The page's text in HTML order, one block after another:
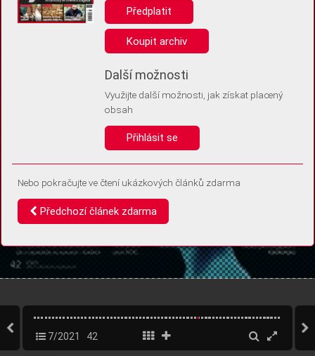
uložením volitelných informací:
Anonymní unikátní ID
Díky němu příště poznáme, že se jedná o stejné zařízení, a
Identifikátor je zcela anonymní.
Vaše souhlasy a odmítnutí si ukládáme do vašeho zařízení, abychom se
vás už příště znovu neptali. Můžete je kdykoli později upravit ve Správě
7/2021 42
Předplatit
Koupit archiv
Další možnosti
Využijte další možnosti, jak získat placený
obsah
Přihlásit se
Nebo pokračujte ve čtení ukázkových článků zdarma
Předchozí článek zdarma